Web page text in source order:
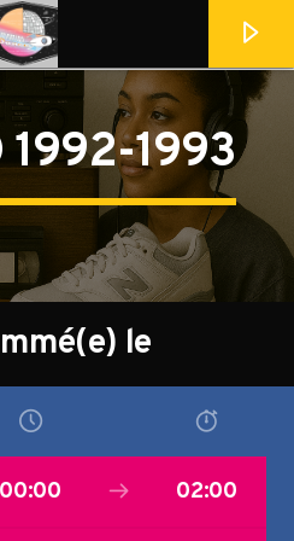
Dance
1992-1993
le
00:00 02:00